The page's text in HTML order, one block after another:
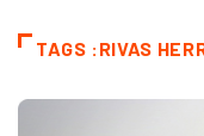
TAGS :RIVAS